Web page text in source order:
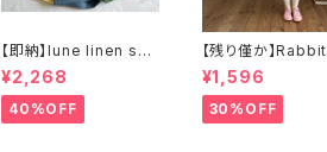
【即納】lune linen sho
rt pants リネンショー
トパンツ
¥2,268
40%OFF
【残り僅か】Rabbit ma
n to man ラビットスウ
ェットT
¥1,596
30%OFF